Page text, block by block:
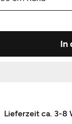
In
Lieferzeit ca. 3-8